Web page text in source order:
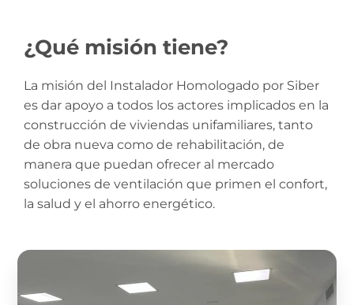
¿Qué misión tiene?
La misión del Instalador Homologado por Siber
es dar apoyo a todos los actores implicados en la
construcción de viviendas unifamiliares, tanto
de obra nueva como de rehabilitación, de
manera que puedan ofrecer al mercado
soluciones de ventilación que primen el confort,
la salud y el ahorro energético.